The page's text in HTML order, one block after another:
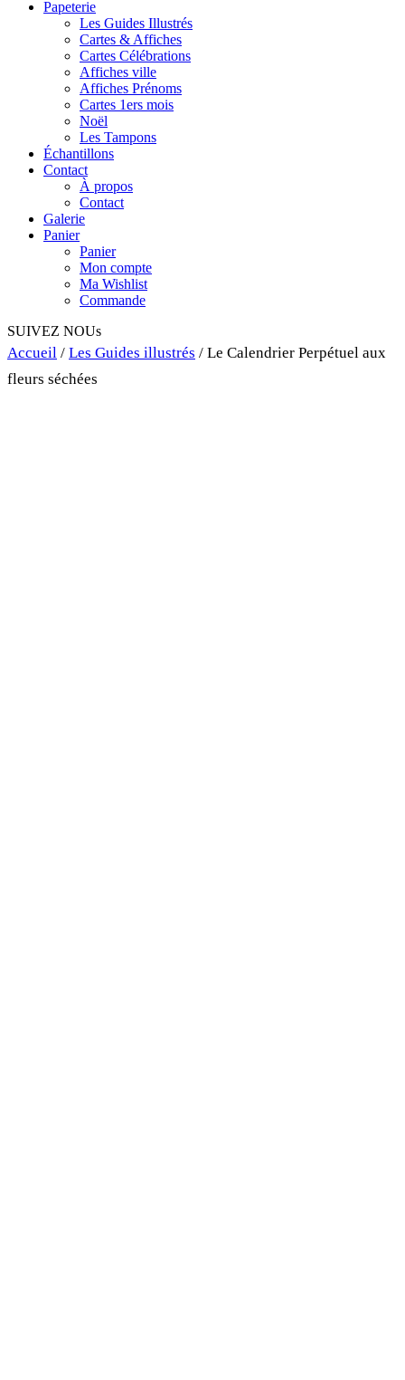
Papeterie
Les Guides Illustrés
Cartes & Affiches
Cartes Célébrations
Affiches ville
Affiches Prénoms
Cartes 1ers mois
Noël
Les Tampons
Échantillons
Contact
À propos
Contact
Galerie
Panier
Panier
Mon compte
Ma Wishlist
Commande
SUIVEZ NOUs
Accueil / Les Guides illustrés / Le Calendrier Perpétuel aux
fleurs séchées